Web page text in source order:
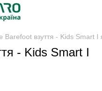
Barefoot взуття - Kids Smart I
- Kids Smart I